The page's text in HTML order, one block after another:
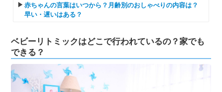
赤ちゃんの言葉はいつから？月齢別のおしゃべりの内容は？
早い・遅いはある？
ベビーリトミックはどこで行われているの？家でも
できる？